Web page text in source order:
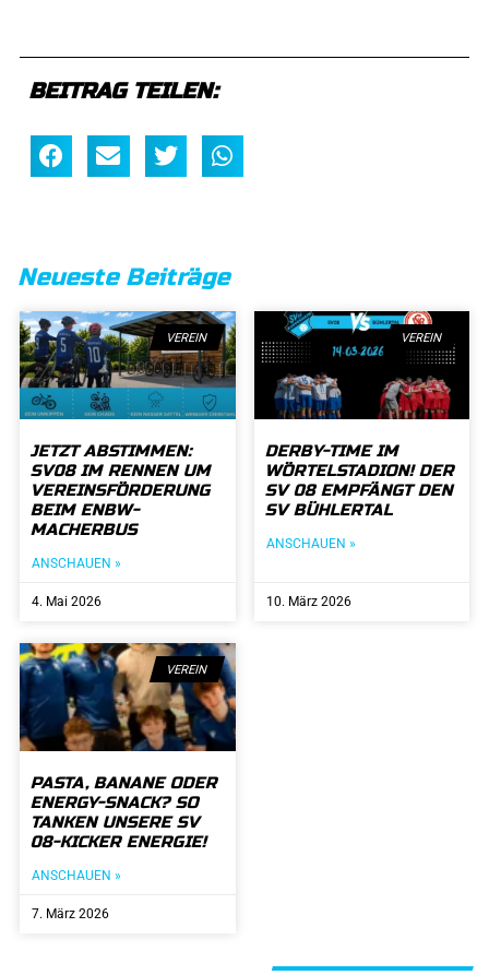
BEITRAG TEILEN:
Neueste Beiträge
VEREIN
JETZT ABSTIMMEN:
SV08 IM RENNEN UM
VEREINSFÖRDERUNG
BEIM ENBW-
MACHERBUS
ANSCHAUEN »
4. Mai 2026
VEREIN
DERBY-TIME IM
WÖRTELSTADION! DER
SV 08 EMPFÄNGT DEN
SV BÜHLERTAL
ANSCHAUEN »
10. März 2026
VEREIN
PASTA, BANANE ODER
ENERGY-SNACK? SO
TANKEN UNSERE SV
08-KICKER ENERGIE!
ANSCHAUEN »
7. März 2026